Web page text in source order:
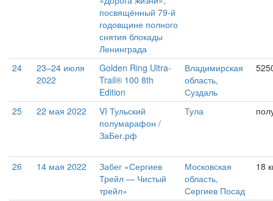
посвящённый 79-й
годовщине полного
снятия блокады
Ленинграда
24
23–24 июля
2022
Golden Ring Ultra-
Trail® 100 8th
Edition
Владимирская
область,
Суздаль
25 22 мая 2022
VI Тульский
полумарафон /
ЗаБег.рф
Тула
26 14 мая 2022
Забег «Сергиев
Трейл — Чистый
трейл»
Московская
область,
Сергиев Посад
18